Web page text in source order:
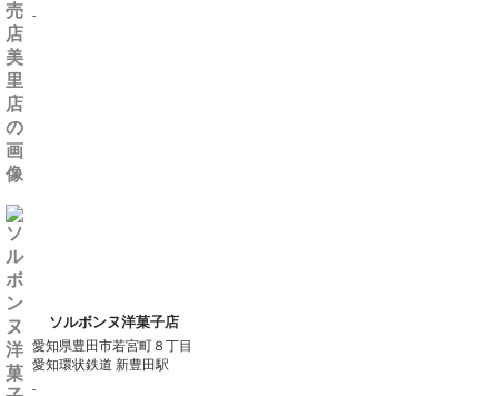
-
ソルボンヌ洋菓子店
愛知県豊田市若宮町８丁目
愛知環状鉄道 新豊田駅
-